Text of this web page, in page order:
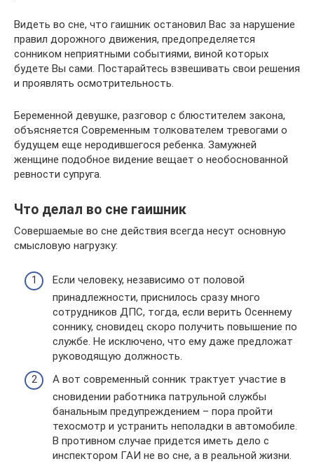
Видеть во сне, что гаишник остановил Вас за нарушение
правил дорожного движения, предопределяется
сонником неприятными событиями, виной которых
будете Вы сами. Постарайтесь взвешивать свои решения
и проявлять осмотрительность.
Беременной девушке, разговор с блюстителем закона,
объясняется Современным толкователем тревогами о
будущем еще неродившегося ребенка. Замужней
женщине подобное видение вещает о необоснованной
ревности супруга.
Что делал во сне гаишник
Совершаемые во сне действия всегда несут основную
смысловую нагрузку:
Если человеку, независимо от половой
принадлежности, приснилось сразу много
сотрудников ДПС, тогда, если верить Осеннему
соннику, сновидец скоро получить повышение по
службе. Не исключено, что ему даже предложат
руководящую должность.
А вот современный сонник трактует участие в
сновидении работника патрульной службы
банальным предупреждением – пора пройти
техосмотр и устранить неполадки в автомобиле.
В противном случае придется иметь дело с
инспектором ГАИ не во сне, а в реальной жизни.